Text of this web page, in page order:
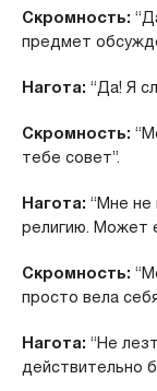
Скромность:
предмет
Нагота: “Да! Я
Скромность:
тебе совет”.
Нагота: “Мне не
религию. Может
Скромность:
просто вела
Нагота: “Не
действительно